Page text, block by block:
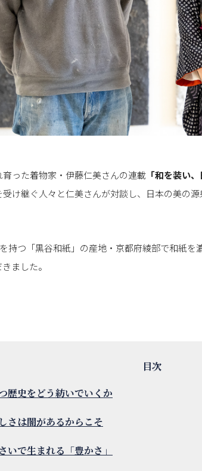
った着物家・伊藤仁美さんの連載 「和を装い、
け継ぐ人々と仁美さんが対談し、日本の美の源
持つ「黒谷和紙」の産地・京都府綾部で和紙を
ました。
歴史をどう紡いでいくか
さは闇があるからこそ
いで生まれる「豊かさ」